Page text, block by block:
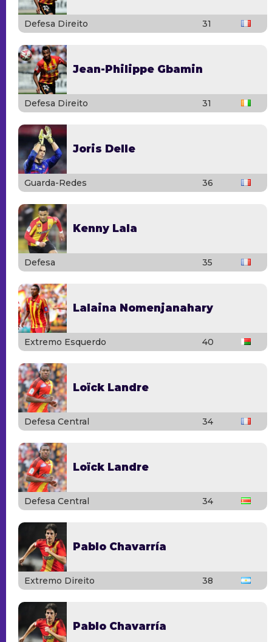
Defesa Direito 31
Jean-Philippe Gbamin
Defesa Direito 31
Joris Delle
Guarda-Redes 36
Kenny Lala
Defesa 35
Lalaina Nomenjanahary
Extremo Esquerdo 40
Loïck Landre
Defesa Central 34
Loïck Landre
Defesa Central 34
Pablo Chavarría
Extremo Direito 38
Pablo Chavarría